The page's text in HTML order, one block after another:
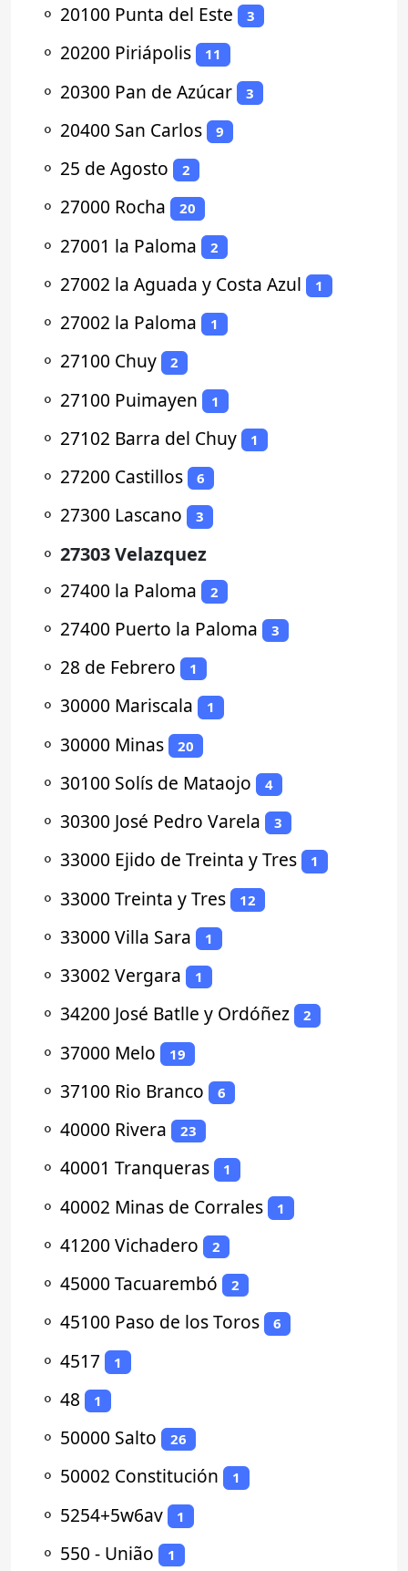
⚬ 20100 Punta del Este 3
⚬ 20200 Piriápolis 11
⚬ 20300 Pan de Azúcar 3
⚬ 20400 San Carlos 9
⚬ 25 de Agosto 2
⚬ 27000 Rocha 20
⚬ 27001 la Paloma 2
⚬ 27002 la Aguada y Costa Azul 1
⚬ 27002 la Paloma 1
⚬ 27100 Chuy 2
⚬ 27100 Puimayen 1
⚬ 27102 Barra del Chuy 1
⚬ 27200 Castillos 6
⚬ 27300 Lascano 3
⚬ 27303 Velazquez
⚬ 27400 la Paloma 2
⚬ 27400 Puerto la Paloma 3
⚬ 28 de Febrero 1
⚬ 30000 Mariscala 1
⚬ 30000 Minas 20
⚬ 30100 Solís de Mataojo 4
⚬ 30300 José Pedro Varela 3
⚬ 33000 Ejido de Treinta y Tres 1
⚬ 33000 Treinta y Tres 12
⚬ 33000 Villa Sara 1
⚬ 33002 Vergara 1
⚬ 34200 José Batlle y Ordóñez 2
⚬ 37000 Melo 19
⚬ 37100 Rio Branco 6
⚬ 40000 Rivera 23
⚬ 40001 Tranqueras 1
⚬ 40002 Minas de Corrales 1
⚬ 41200 Vichadero 2
⚬ 45000 Tacuarembó 2
⚬ 45100 Paso de los Toros 6
⚬ 4517 1
⚬ 48 1
⚬ 50000 Salto 26
⚬ 50002 Constitución 1
⚬ 5254+5w6av 1
⚬ 550 - União 1